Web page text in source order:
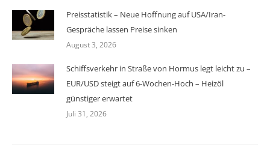
Preisstatistik – Neue Hoffnung auf USA/Iran-
Gespräche lassen Preise sinken
August 3, 2026
Schiffsverkehr in Straße von Hormus legt leicht zu –
EUR/USD steigt auf 6-Wochen-Hoch – Heizöl
günstiger erwartet
Juli 31, 2026